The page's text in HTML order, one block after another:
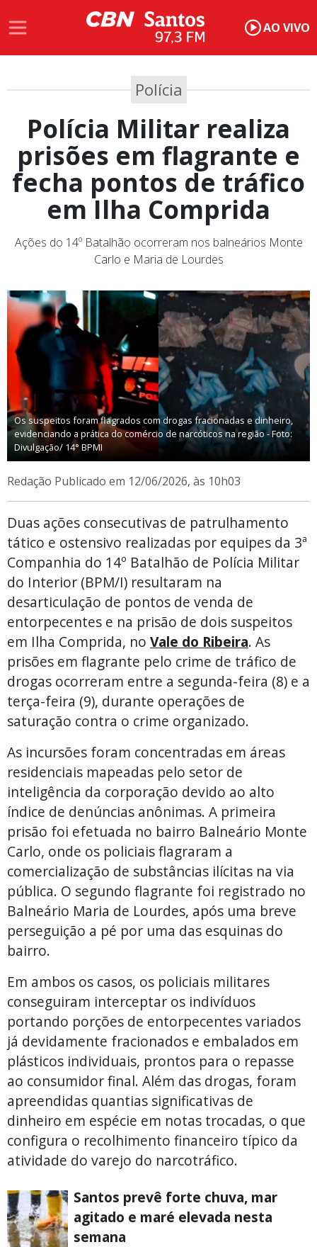
AO VIVO
Polícia
Polícia Militar realiza
prisões em flagrante e
fecha pontos de tráfico
em Ilha Comprida
Ações do 14º Batalhão ocorreram nos balneários Monte
Carlo e Maria de Lourdes
Os suspeitos foram flagrados com drogas fracionadas e dinheiro,
evidenciando a prática do comércio de narcóticos na região - Foto:
Divulgação/ 14° BPMI
Redação Publicado em 12/06/2026, às 10h03
Duas ações consecutivas de patrulhamento
tático e ostensivo realizadas por equipes da 3ª
Companhia do 14º Batalhão de Polícia Militar
do Interior (BPM/I) resultaram na
desarticulação de pontos de venda de
entorpecentes e na prisão de dois suspeitos
em Ilha Comprida, no Vale do Ribeira. As
prisões em flagrante pelo crime de tráfico de
drogas ocorreram entre a segunda-feira (8) e a
terça-feira (9), durante operações de
saturação contra o crime organizado.
As incursões foram concentradas em áreas
residenciais mapeadas pelo setor de
inteligência da corporação devido ao alto
índice de denúncias anônimas. A primeira
prisão foi efetuada no bairro Balneário Monte
Carlo, onde os policiais flagraram a
comercialização de substâncias ilícitas na via
pública. O segundo flagrante foi registrado no
Balneário Maria de Lourdes, após uma breve
perseguição a pé por uma das esquinas do
bairro.
Em ambos os casos, os policiais militares
conseguiram interceptar os indivíduos
portando porções de entorpecentes variados
já devidamente fracionados e embalados em
plásticos individuais, prontos para o repasse
ao consumidor final. Além das drogas, foram
apreendidas quantias significativas de
dinheiro em espécie em notas trocadas, o que
configura o recolhimento financeiro típico da
atividade do varejo do narcotráfico.
Santos prevê forte chuva, mar
agitado e maré elevada nesta
semana